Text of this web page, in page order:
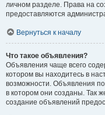
личном разделе. Права на
предоставляются
Вернуться к началу
Что такое объявления?
Объявления чаще всего
котором вы находитесь в
возможности. Объявления
в котором они созданы. Так
создание объявлений